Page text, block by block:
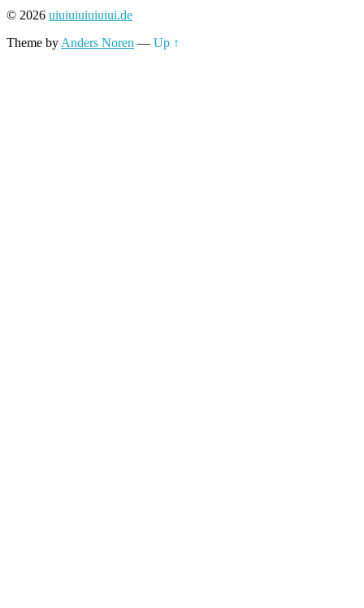
© 2026 uiuiuiuiuiuiui.de
Theme by Anders Noren — Up ↑